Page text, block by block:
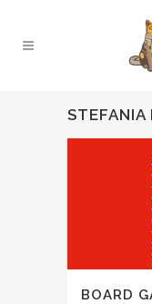
STEFANIA
BOARD